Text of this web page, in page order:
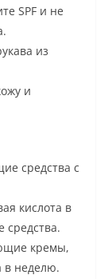
SPF и не
из
и
средства с
кислота в
кремы,
в неделю.